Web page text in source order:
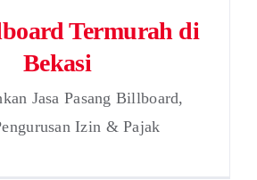
Termurah di
Bekasi
Jasa Pasang Billboard,
Izin & Pajak